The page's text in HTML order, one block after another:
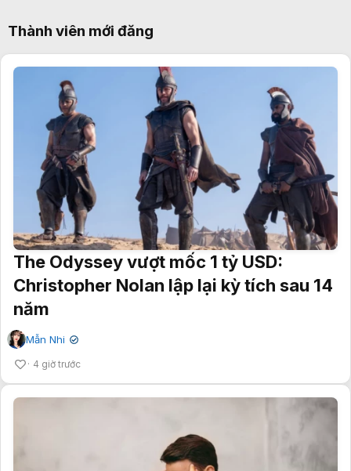
Thành viên mới đăng
The Odyssey vượt mốc 1 tỷ USD:
Christopher Nolan lập lại kỳ tích sau 14
năm
Mẫn Nhi ✔
4 giờ trước